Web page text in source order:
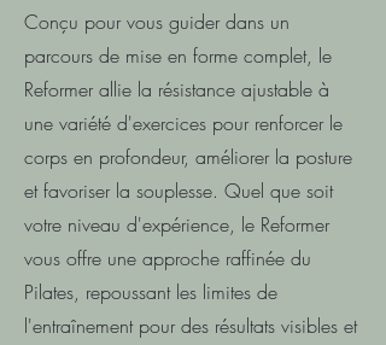
Conçu pour vous guider dans un
parcours de mise en forme complet, le
Reformer allie la résistance ajustable à
une variété d'exercices pour renforcer le
corps en profondeur, améliorer la posture
et favoriser la souplesse. Quel que soit
votre niveau d'expérience, le Reformer
vous offre une approche raffinée du
Pilates, repoussant les limites de
l'entraînement pour des résultats visibles et